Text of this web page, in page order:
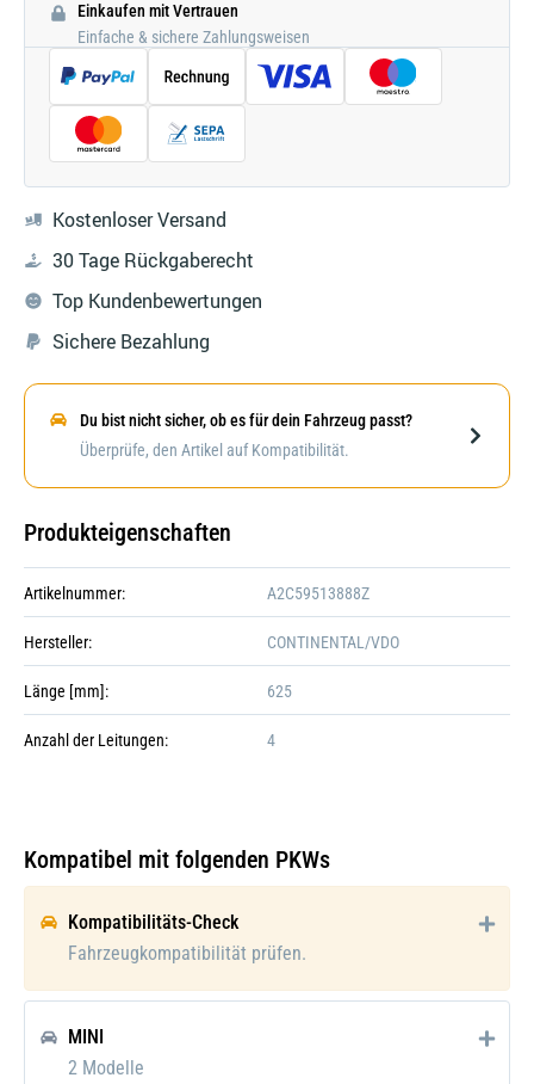
Einkaufen mit Vertrauen
Einfache & sichere Zahlungsweisen
Kostenloser Versand
30 Tage Rückgaberecht
Top Kundenbewertungen
Sichere Bezahlung
Darstellung kann abweichen
Du bist nicht sicher, ob es für dein Fahrzeug passt?
Überprüfe, den Artikel auf Kompatibilität.
Produkteigenschaften
Artikelnummer: A2C59513888Z
Hersteller: CONTINENTAL/VDO
Länge [mm]: 625
Anzahl der Leitungen: 4
Kompatibel mit folgenden PKWs
Kompatibilitäts-Check
Fahrzeugkompatibilität prüfen.
MINI
2 Modelle